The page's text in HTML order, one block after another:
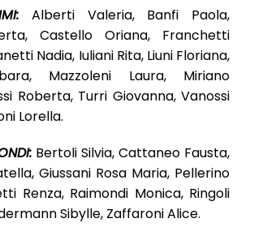
Alberti Valeria, Banfi Paola,
Castello Oriana, Franchetti
Nadia, Iuliani Rita, Liuni Floriana,
Mazzoleni Laura, Miriano
Roberta, Turri Giovanna, Vanossi
Lorella.
Bertoli Silvia, Cattaneo Fausta,
Giussani Rosa Maria, Pellerino
Renza, Raimondi Monica, Ringoli
Sibylle, Zaffaroni Alice.